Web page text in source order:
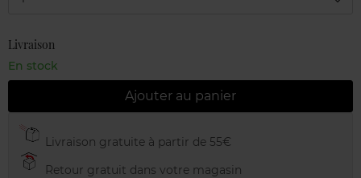
Livraison
En stock
Ajouter au panier
Livraison gratuite à partir de 55€
Retour gratuit dans votre magasin